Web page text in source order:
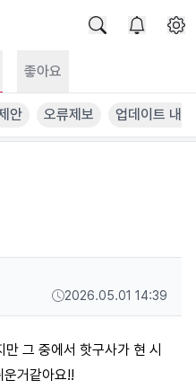
좋아요
안 오류제보 업데이트 내역
2026.05.01 14:39
그 중에서 핫구사가 현 시
거같아요!!